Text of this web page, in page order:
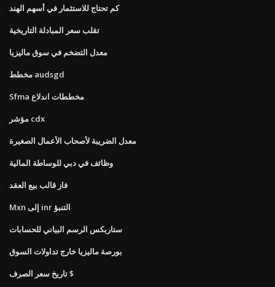
كم تحتاج للاستثمار في أسهم الهند
تقلب سعر المبادلة التاريخية
معدل التضخم في سوق ماليزيا
مخطط audsgd
Sfma مخططات اندلاع
مؤشر cdx
معدل الضريبة لأصحاب الأعمال الصغيرة
وظائف في دبي للوساطة المالية
فاز قالب بيع العقد
Mxn إلى inr التنبؤ
ستاربكس الرسم البياني للحسابات
بورصة ماليزيا خارج تداولات السوق
تاريخ سعر الصرف $